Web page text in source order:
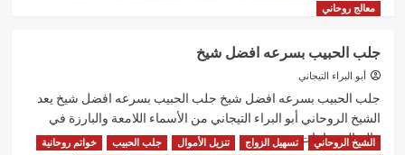
المزيد
روحاني
لجلب
السحر
معالج روحاني
جلب الحبيب بسرعه افضل شيخ
أبو البراء التيجاني
جلب الحبيب بسرعه افضل شيخ جلب الحبيب بسرعه افضل شيخ يعد
الشيخ الروحاني أبو البراء التيجاني من الأسماء اللامعة والبارزة في
عالم الروحانيات...
الشيخ الروحاني تسهيل الزواج تنزيل الأموال جلب الحبيب
خواتم روحانية